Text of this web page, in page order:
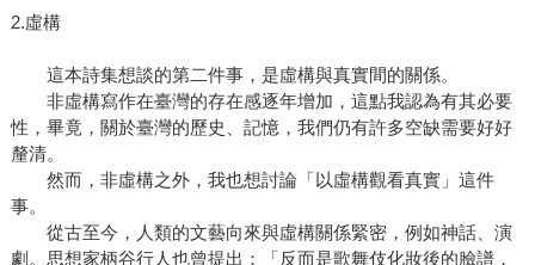
2.虛構
這本詩集想談的第二件事，是虛構與真實間的關係。
非虛構寫作在臺灣的存在感逐年增加，這點我認為有其必要
性，畢竟，關於臺灣的歷史、記憶，我們仍有許多空缺需要好好
釐清。
然而，非虛構之外，我也想討論「以虛構觀看真實」這件
事。
從古至今，人類的文藝向來與虛構關係緊密，例如神話、演
劇。思想家柄谷行人也曾提出：「反而是歌舞伎化妝後的臉譜，